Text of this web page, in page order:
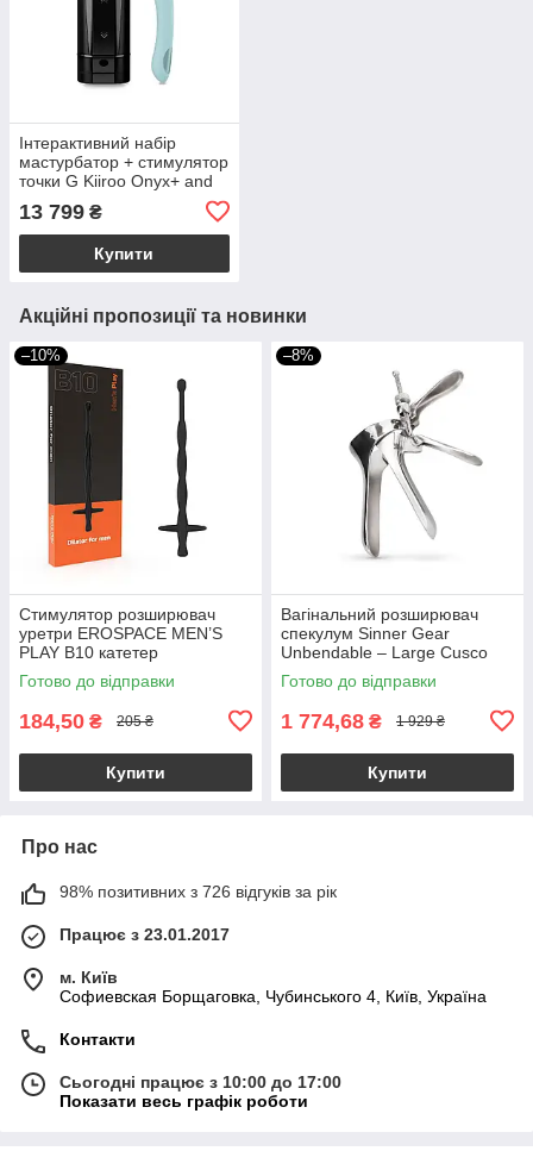
Інтерактивний набір
мастурбатор + стимулятор
точки G Kiiroo Onyx+ and
Turquoise
13 799 ₴
Купити
Акційні пропозиції та новинки
–10%
Стимулятор розширювач
уретри EROSPACE MEN’S
PLAY B10 катетер
уретральний
Готово до відправки
184,50 ₴ 205 ₴
Купити
–8%
Вагінальний розширювач
спекулум Sinner Gear
Unbendable – Large Cusco
Vaginal speculum
Готово до відправки
1 774,68 ₴ 1 929 ₴
Купити
Про нас
98% позитивних з 726 відгуків за рік
Працює з 23.01.2017
м. Київ
Софиевская Борщаговка, Чубинського 4, Київ, Україна
Контакти
Сьогодні працює з 10:00 до 17:00
Показати весь графік роботи